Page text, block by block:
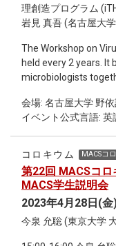
理創造プログラム
岩見 真吾 (名古屋大
The Workshop on
held every 2 years. It
microbiologists
virophysicists, and
approaches and
different aspects of
and associated
of the workshop
in Frankfurt (2013),
(2019) and virtually
Interdisciplinary
(iTHEMS) program at
会場: 名古屋大学 野
イベント公式言語: 英
コロキウム MACSコ
第22回 MACSコ
MACS学生説明会
2023年4月28日(
今泉 允聡 (東京大学